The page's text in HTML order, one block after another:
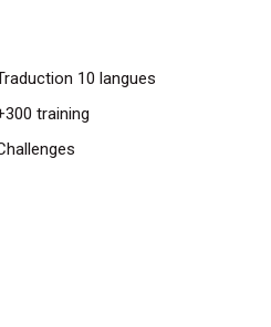
10 langues
training